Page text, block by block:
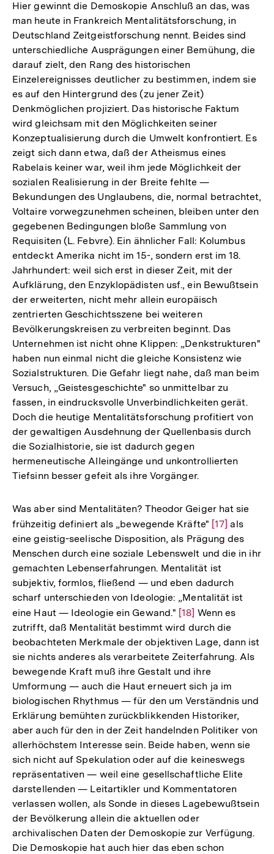
Hier gewinnt die Demoskopie Anschluß an das, was
man heute in Frankreich Mentalitätsforschung, in
Deutschland Zeitgeistforschung nennt. Beides sind
unterschiedliche Ausprägungen einer Bemühung, die
darauf zielt, den Rang des historischen
Einzelereignisses deutlicher zu bestimmen, indem sie
es auf den Hintergrund des (zu jener Zeit)
Denkmöglichen projiziert. Das historische Faktum
wird gleichsam mit den Möglichkeiten seiner
Konzeptualisierung durch die Umwelt konfrontiert. Es
zeigt sich dann etwa, daß der Atheismus eines
Rabelais keiner war, weil ihm jede Möglichkeit der
sozialen Realisierung in der Breite fehlte —
Bekundungen des Unglaubens, die, normal betrachtet,
Voltaire vorwegzunehmen scheinen, bleiben unter den
gegebenen Bedingungen bloße Sammlung von
Requisiten (L. Febvre). Ein ähnlicher Fall: Kolumbus
entdeckt Amerika nicht im 15-, sondern erst im 18.
Jahrhundert: weil sich erst in dieser Zeit, mit der
Aufklärung, den Enzyklopädisten usf., ein Bewußtsein
der erweiterten, nicht mehr allein europäisch
zentrierten Geschichtsszene bei weiteren
Bevölkerungskreisen zu verbreiten beginnt. Das
Unternehmen ist nicht ohne Klippen: „Denkstrukturen"
haben nun einmal nicht die gleiche Konsistenz wie
Sozialstrukturen. Die Gefahr liegt nahe, daß man beim
Versuch, „Geistesgeschichte" so unmittelbar zu
fassen, in eindrucksvolle Unverbindlichkeiten gerät.
Doch die heutige Mentalitätsforschung profitiert von
der gewaltigen Ausdehnung der Quellenbasis durch
die Sozialhistorie, sie ist dadurch gegen
hermeneutische Alleingänge und unkontrollierten
Tiefsinn besser gefeit als ihre Vorgänger.
Was aber sind Mentalitäten? Theodor Geiger hat sie
frühzeitig definiert als „bewegende Kräfte" Zur
Auflösung
der
Fußnote
[17] als
eine geistig-seelische Disposition, als Prägung des
Menschen durch eine soziale Lebenswelt und die in ihr
gemachten Lebenserfahrungen. Mentalität ist
subjektiv, formlos, fließend — und eben dadurch
scharf unterschieden von Ideologie: „Mentalität ist
eine Haut — Ideologie ein Gewand." Zur
Auflösung
der
Fußnote
[18] Wenn es
zutrifft, daß Mentalität bestimmt wird durch die
beobachteten Merkmale der objektiven Lage, dann ist
sie nichts anderes als verarbeitete Zeiterfahrung. Als
bewegende Kraft muß ihre Gestalt und ihre
Umformung — auch die Haut erneuert sich ja im
biologischen Rhythmus — für den um Verständnis und
Erklärung bemühten zurückblikkenden Historiker,
aber auch für den in der Zeit handelnden Politiker von
allerhöchstem Interesse sein. Beide haben, wenn sie
sich nicht auf Spekulation oder auf die keineswegs
repräsentativen — weil eine gesellschaftliche Elite
darstellenden — Leitartikler und Kommentatoren
verlassen wollen, als Sonde in dieses Lagebewußtsein
der Bevölkerung allein die aktuellen oder
archivalischen Daten der Demoskopie zur Verfügung.
Die Demoskopie hat auch hier das eben schon